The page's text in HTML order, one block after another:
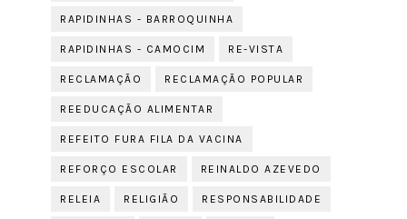
RAPIDINHAS - BARROQUINHA
RAPIDINHAS - CAMOCIM RE-VISTA
RECLAMAÇÃO RECLAMAÇÃO POPULAR
REEDUCAÇÃO ALIMENTAR
REFEITO FURA FILA DA VACINA
REFORÇO ESCOLAR REINALDO AZEVEDO
RELEIA RELIGIÃO RESPONSABILIDADE